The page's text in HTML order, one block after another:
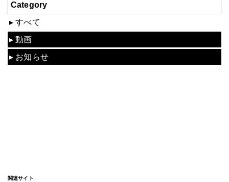
Category
すべて
動画
お知らせ
関連サイト